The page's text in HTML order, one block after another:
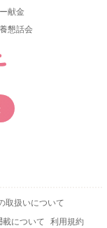
献金
懇話会
取扱いについて
載について 利用規約